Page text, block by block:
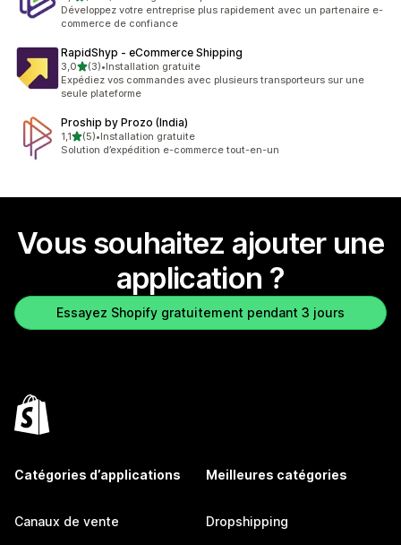
Développez votre entreprise plus rapidement avec un partenaire e-
commerce de confiance
RapidShyp ‑ eCommerce Shipping
3,0étoile(s) sur 5
(3)
3 avis au total
•Installation gratuite
Expédiez vos commandes avec plusieurs transporteurs sur une
seule plateforme
Proship by Prozo (India)
1,1étoile(s) sur 5
(5)
5 avis au total
•Installation gratuite
Solution d’expédition e-commerce tout-en-un
Vous souhaitez ajouter une
application ?
Essayez Shopify gratuitement pendant 3 jours
Catégories d’applications
Canaux de vente
Meilleures catégories
Dropshipping